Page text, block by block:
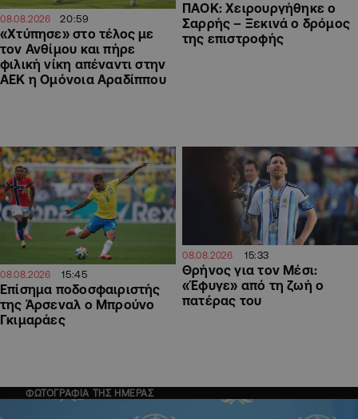
08.08.2026 20:59
«Χτύπησε» στο τέλος με
τον Ανθίμου και πήρε
φιλική νίκη απέναντι στην
ΑΕΚ η Ομόνοια Αραδίππου
ΠΑΟΚ: Χειρουργήθηκε ο
Σαρρής – Ξεκινά ο δρόμος
της επιστροφής
08.08.2026 15:45
Επίσημα ποδοσφαιριστής
της Άρσεναλ ο Μπρούνο
Γκιμαράες
08.08.2026 15:33
Θρήνος για τον Μέσι:
«Έφυγε» από τη ζωή ο
πατέρας του
ΦΩΤΟΓΡΑΦΙΑ ΤΗΣ ΗΜΕΡΑΣ